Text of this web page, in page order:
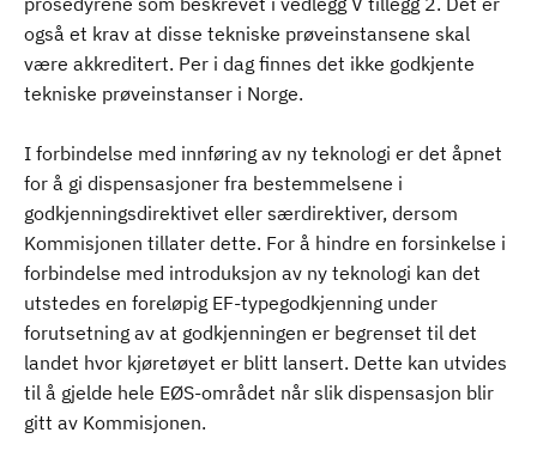
også et krav at disse tekniske prøveinstansene skal
være akkreditert. Per i dag finnes det ikke godkjente
tekniske prøveinstanser i Norge.
I forbindelse med innføring av ny teknologi er det åpnet
for å gi dispensasjoner fra bestemmelsene i
godkjenningsdirektivet eller særdirektiver, dersom
Kommisjonen tillater dette. For å hindre en forsinkelse i
forbindelse med introduksjon av ny teknologi kan det
utstedes en foreløpig EF-typegodkjenning under
forutsetning av at godkjenningen er begrenset til det
landet hvor kjøretøyet er blitt lansert. Dette kan utvides
til å gjelde hele EØS-området når slik dispensasjon blir
gitt av Kommisjonen.